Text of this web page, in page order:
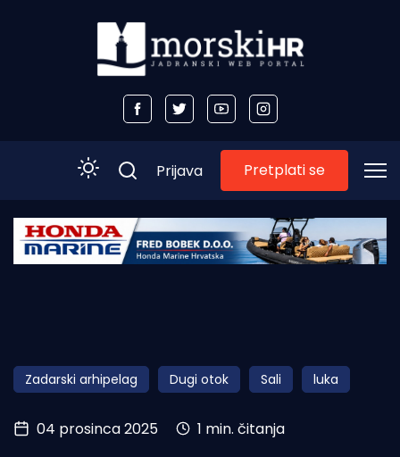
Početna
Obala
Otoci
Turizam i nautika
Prijava Pretplati se
Zadarski arhipelag Dugi otok Sali luka
04 prosinca 2025 1 min. čitanja